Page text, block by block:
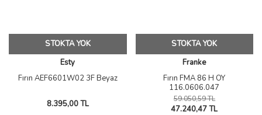
STOKTA YOK
Esty
Fırın AEF6601W02 3F Beyaz
8.395,00 TL
STOKTA YOK
Franke
Fırın FMA 86 H OY
116.0606.047
59.050,59 TL
47.240,47 TL